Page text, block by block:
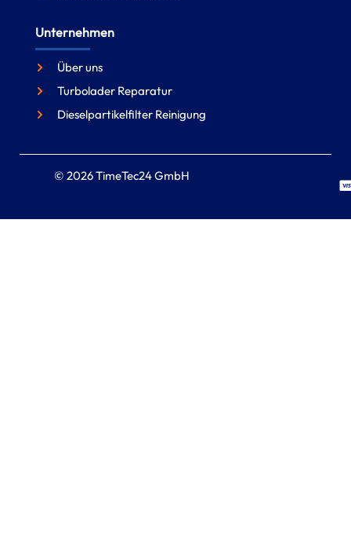
Unternehmen
Über uns
Turbolader Reparatur
Dieselpartikelfilter Reinigung
© 2026 TimeTec24 GmbH